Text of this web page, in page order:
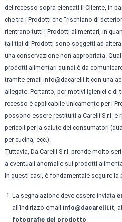
del recesso sopra elencati il Cliente, in
che tra i Prodotti che “rischiano di
rientrano tutti i Prodotti alimentari, in
tali tipi di Prodotti sono soggetti ad
una conservazione non appropriata.
prodotti alimentari quindi è da
tramite email info@dacarelli.it con una
allegate. Pertanto, per motivi igienici e di
recesso è applicabile unicamente per i
possono essere restituiti a Carelli S.r.l. e
pericoli per la salute dei consumatori
per cucina, ecc.).
Tuttavia, Da Carelli S.r.l. prende molto
a eventuali anomalie sui prodotti
In questi casi, è fondamentale seguire la
La segnalazione deve essere inviata
all’indirizzo email info@dacarelli.it,
fotografie del prodotto.